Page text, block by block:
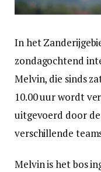
In het
zondagochtend
Melvin, die sinds
10.00 uur wordt
uitgevoerd door
verschillende
Melvin is het bos